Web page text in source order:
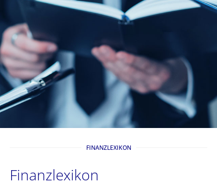
FINANZLEXIKON
Finanzlexikon